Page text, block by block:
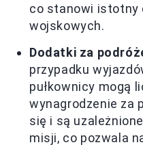
co stanowi istotny
wojskowych.
Dodatki za
przypadku
pułkownicy mogą
wynagrodzenie za
się i są
misji, co pozwala